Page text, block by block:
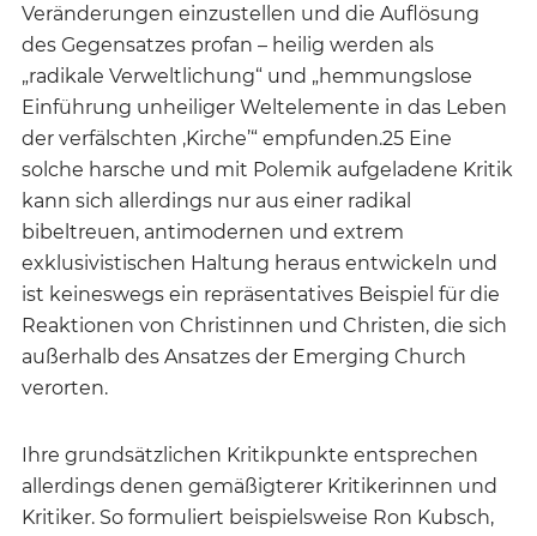
Veränderungen einzustellen und die Auflösung
des Gegensatzes profan – heilig werden als
„radikale Verweltlichung“ und „hemmungslose
Einführung unheiliger Weltelemente in das Leben
der verfälschten ‚Kirche’“ empfunden.25 Eine
solche harsche und mit Polemik aufgeladene Kritik
kann sich allerdings nur aus einer radikal
bibeltreuen, antimodernen und extrem
exklusivistischen Haltung heraus entwickeln und
ist keineswegs ein repräsentatives Beispiel für die
Reaktionen von Christinnen und Christen, die sich
außerhalb des Ansatzes der Emerging Church
verorten.
Ihre grundsätzlichen Kritikpunkte entsprechen
allerdings denen gemäßigterer Kritikerinnen und
Kritiker. So formuliert beispielsweise Ron Kubsch,